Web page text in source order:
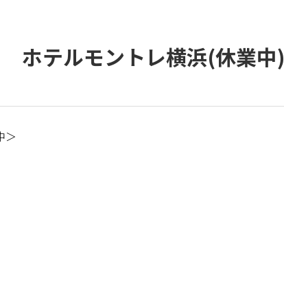
ホテルモントレ横浜(休業中)
＞